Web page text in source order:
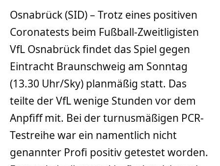
Osnabrück (SID) – Trotz eines positiven
Coronatests beim Fußball-Zweitligisten
VfL Osnabrück findet das Spiel gegen
Eintracht Braunschweig am Sonntag
(13.30 Uhr/Sky) planmäßig statt. Das
teilte der VfL wenige Stunden vor dem
Anpfiff mit. Bei der turnusmäßigen PCR-
Testreihe war ein namentlich nicht
genannter Profi positiv getestet worden.